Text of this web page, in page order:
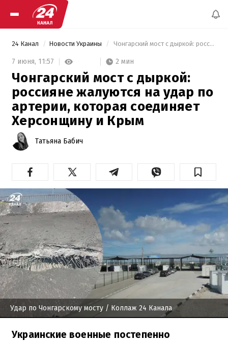
24 Канал Новости Украины Чонгарский мост с дыркой: россияне жалуются на удар по артерии, которая соединяет Херсонщину и Крым
7 июня, 11:57 2 мин
Чонгарский мост с дыркой:
россияне жалуются на удар по
артерии, которая соединяет
Херсонщину и Крым
Татьяна Бабич
Удар по Чонгарскому мосту / Коллаж 24 Канала
Украинские военные постепенно